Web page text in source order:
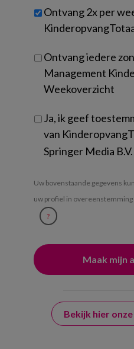
je?
Untitled
Ontvang 2x per
Ontvang iedere
Management
Weekoverzicht
Ja, ik geef
van
Springer Media B.V.
Uw bovenstaande gegevens
uw profiel in overeenstemming
?
Bekijk hier